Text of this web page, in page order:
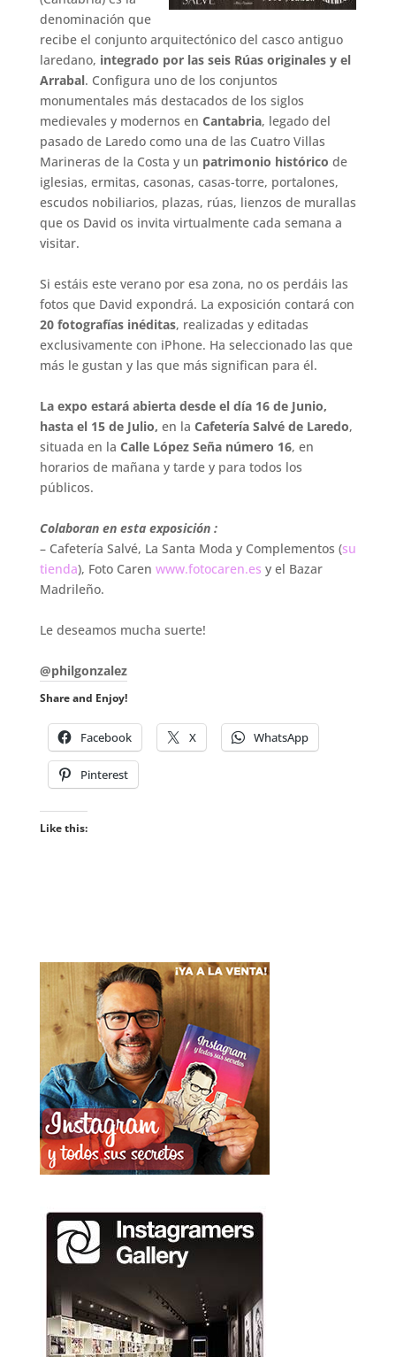
denominación que
recibe el conjunto arquitectónico del casco antiguo
laredano, integrado por las seis Rúas originales y el
Arrabal. Configura uno de los conjuntos
monumentales más destacados de los siglos
medievales y modernos en Cantabria, legado del
pasado de Laredo como una de las Cuatro Villas
Marineras de la Costa y un patrimonio histórico de
iglesias, ermitas, casonas, casas-torre, portalones,
escudos nobiliarios, plazas, rúas, lienzos de murallas
que os David os invita virtualmente cada semana a
visitar.
Si estáis este verano por esa zona, no os perdáis las
fotos que David expondrá. La exposición contará con
20 fotografías inéditas, realizadas y editadas
exclusivamente con iPhone. Ha seleccionado las que
más le gustan y las que más significan para él.
La expo estará abierta desde el día 16 de Junio,
hasta el 15 de Julio, en la Cafetería Salvé de Laredo,
situada en la Calle López Seña número 16, en
horarios de mañana y tarde y para todos los
públicos.
Colaboran en esta exposición :
– Cafetería Salvé, La Santa Moda y Complementos (su
tienda), Foto Caren www.fotocaren.es y el Bazar
Madrileño.
Le deseamos mucha suerte!
@philgonzalez
Share and Enjoy!
Facebook X WhatsApp
Pinterest
Like this: